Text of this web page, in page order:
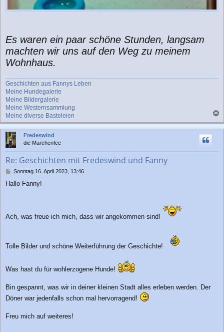
Es waren ein paar schöne Stunden, langsam
machten wir uns auf den Weg zu meinem
Wohnhaus.
Geschichten aus Fannys Leben
Meine Hundegalerie
Meine Bildergalerie
Meine Westernsammlung
Meine diverse Basteleien
a
c
Fredeswind
die Märchenfee
Re: Geschichten mit Fredeswind und Fanny
B
i
g
Sonntag 16. April 2023, 13:46
Hallo Fanny!
Ach, was freue ich mich, dass wir angekommen sind!
Tolle Bilder und schöne Weiterführung der Geschichte!
Was hast du für wohlerzogene Hunde!
Bin gespannt, was wir in deiner kleinen Stadt alles erleben werden. Der
Döner war jedenfalls schon mal hervorragend!
Freu mich auf weiteres!